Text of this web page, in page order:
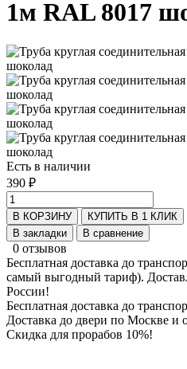
1м RAL 8017
Есть в наличии
390 ₽
В КОРЗИНУ
КУПИТЬ В 1 КЛИК
В закладки
В сравнение
0 отзывов
Бесплатная доставка до
самый выгодный тариф).
России!
Бесплатная доставка до
Доставка до двери по Москве и
Скидка для прорабов 10%!